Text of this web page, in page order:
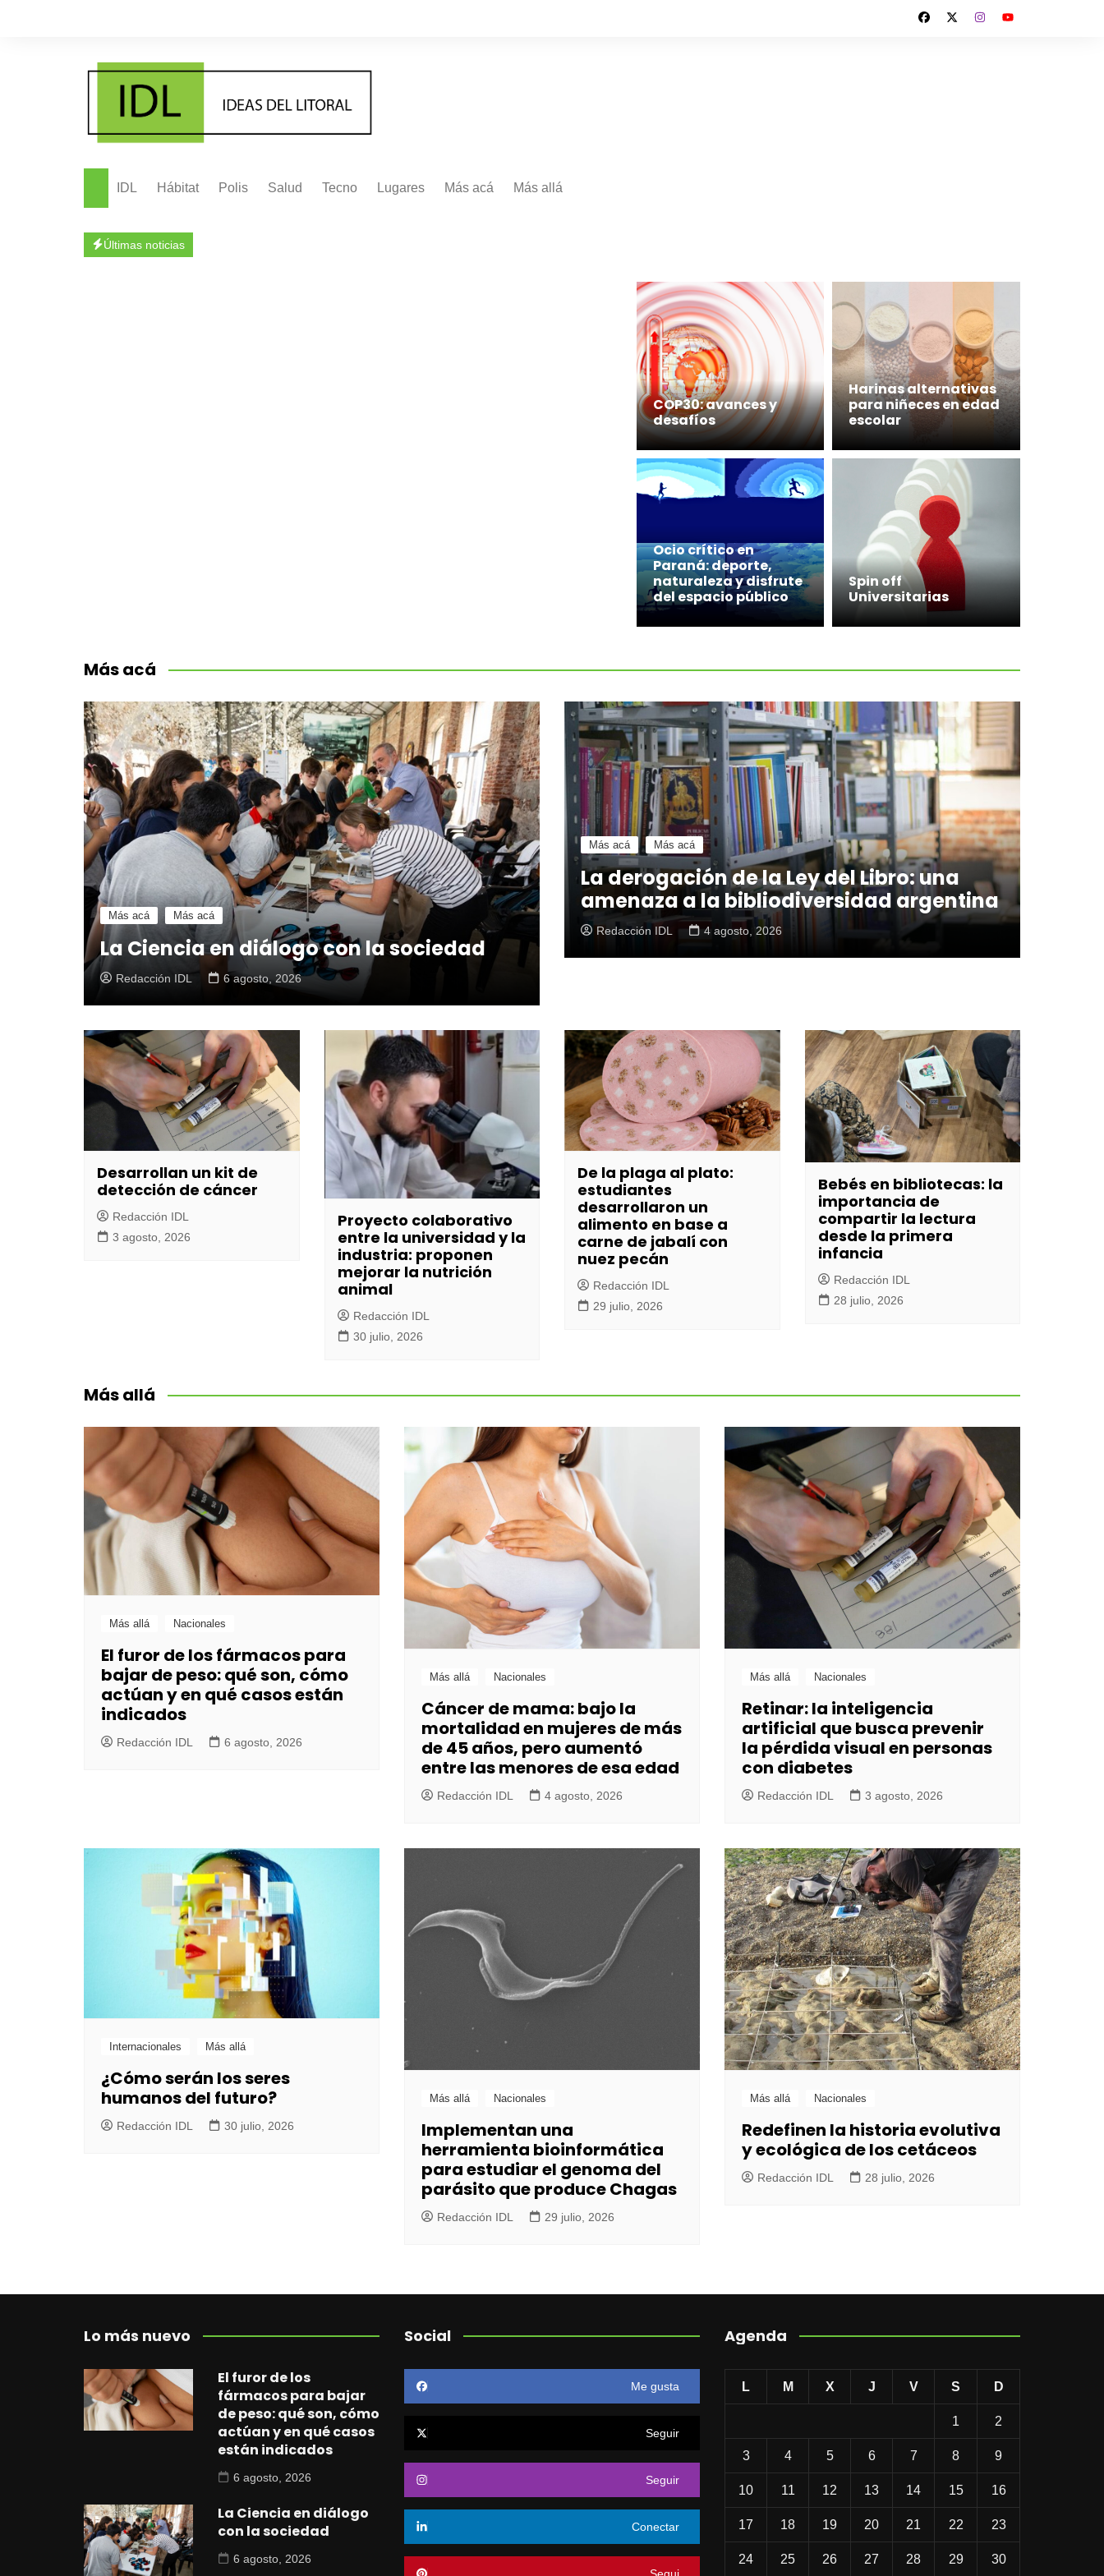
IDL Hábitat Polis Salud Tecno Lugares Más acá Más allá
Últimas noticias
COP30: avances y
desafíos
Harinas alternativas
para niñeces en edad
escolar
Ocio crítico en
Paraná: deporte,
naturaleza y disfrute
del espacio público
Spin off
Universitarias
Más acá
Más acá Más acá
La Ciencia en diálogo con la sociedad
Redacción IDL 6 agosto, 2026
Más acá Más acá
La derogación de la Ley del Libro: una
amenaza a la bibliodiversidad argentina
Redacción IDL 4 agosto, 2026
Desarrollan un kit de
detección de cáncer
Redacción IDL
3 agosto, 2026
Proyecto colaborativo
entre la universidad y la
industria: proponen
mejorar la nutrición
animal
Redacción IDL
30 julio, 2026
De la plaga al plato:
estudiantes
desarrollaron un
alimento en base a
carne de jabalí con
nuez pecán
Redacción IDL
29 julio, 2026
Bebés en bibliotecas: la
importancia de
compartir la lectura
desde la primera
infancia
Redacción IDL
28 julio, 2026
Más allá
Más allá Nacionales
El furor de los fármacos para
bajar de peso: qué son, cómo
actúan y en qué casos están
indicados
Redacción IDL 6 agosto, 2026
Más allá Nacionales
Cáncer de mama: bajo la
mortalidad en mujeres de más
de 45 años, pero aumentó
entre las menores de esa edad
Redacción IDL 4 agosto, 2026
Más allá Nacionales
Retinar: la inteligencia
artificial que busca prevenir
la pérdida visual en personas
con diabetes
Redacción IDL 3 agosto, 2026
Internacionales Más allá
¿Cómo serán los seres
humanos del futuro?
Redacción IDL 30 julio, 2026
Más allá Nacionales
Implementan una
herramienta bioinformática
para estudiar el genoma del
parásito que produce Chagas
Redacción IDL 29 julio, 2026
Más allá Nacionales
Redefinen la historia evolutiva
y ecológica de los cetáceos
Redacción IDL 28 julio, 2026
Lo más nuevo
El furor de los
fármacos para bajar
de peso: qué son, cómo
actúan y en qué casos
están indicados
6 agosto, 2026
La Ciencia en diálogo
con la sociedad
6 agosto, 2026
Social
Me gusta
Seguir
Seguir
Conectar
Agenda
L M X J V S D
1 2
3 4 5 6 7 8 9
10 11 12 13 14 15 16
17 18 19 20 21 22 23
24 25 26 27 28 29 30